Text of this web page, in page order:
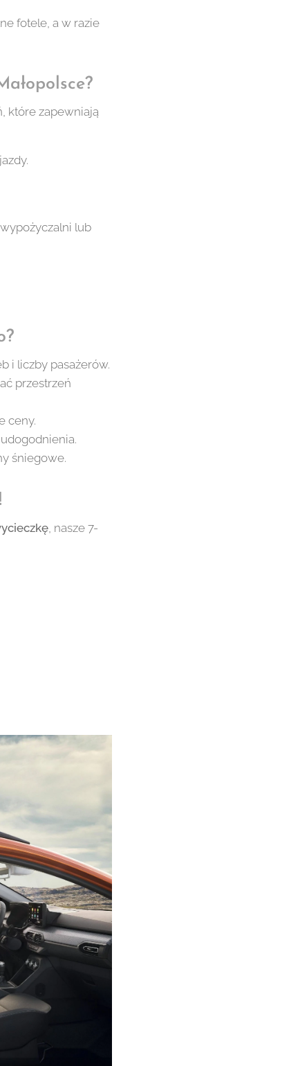
fotele, a w razie
które zapewniają
lub
i liczby pasażerów.
przestrzeń
ceny.
śniegowe.
, nasze 7-